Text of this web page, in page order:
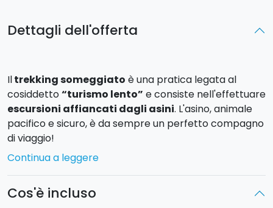
Dettagli dell'offerta
Iltrekking someggiato è una pratica legata al
cosiddetto“turismo lento” e consiste nell'effettuare
escursioni affiancati dagli asini. L'asino, animale
pacifico e sicuro, è da sempre un perfetto compagno
di viaggio!
Oggi, oltre a rendere più leggero il vostro trekking,
il vostro compagno di avventure, mentre
Continua a leggere
Cos'è incluso